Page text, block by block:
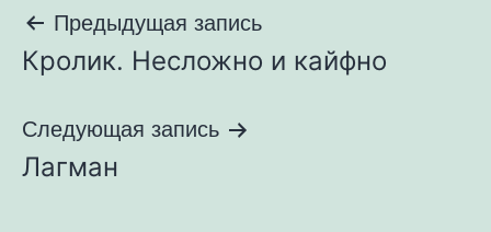
Навигация
по
записям
Предыдущая запись
Кролик. Несложно и кайфно
Следующая запись
Лагман